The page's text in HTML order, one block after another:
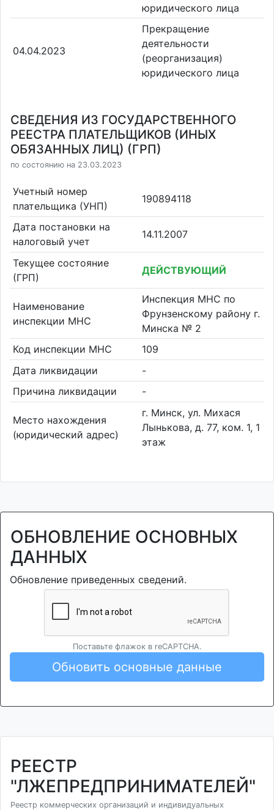
юридического лица
04.04.2023
Прекращение
деятельности
(реорганизация)
юридического лица
СВЕДЕНИЯ ИЗ ГОСУДАРСТВЕННОГО
РЕЕСТРА ПЛАТЕЛЬЩИКОВ (ИНЫХ
ОБЯЗАННЫХ ЛИЦ) (ГРП)
по состоянию на 23.03.2023
Учетный номер
плательщика (УНП)
190894118
Дата постановки на
налоговый учет
14.11.2007
Текущее состояние
(ГРП)
ДЕЙСТВУЮЩИЙ
Наименование
инспекции МНС
Инспекция МНС по
Фрунзенскому району г.
Минска № 2
Код инспекции МНС
109
Дата ликвидации
-
Причина ликвидации
-
Место нахождения
(юридический адрес)
г. Минск, ул. Михася
Лынькова, д. 77, ком. 1, 1
этаж
ОБНОВЛЕНИЕ ОСНОВНЫХ
ДАННЫХ
Обновление приведенных сведений.
Поставьте флажок в reCAPTCHA.
Обновить основные данные
РЕЕСТР
"ЛЖЕПРЕДПРИНИМАТЕЛЕЙ"
Реестр коммерческих организаций и индивидуальных